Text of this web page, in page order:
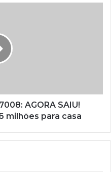
AGORA SAIU!
milhões para casa